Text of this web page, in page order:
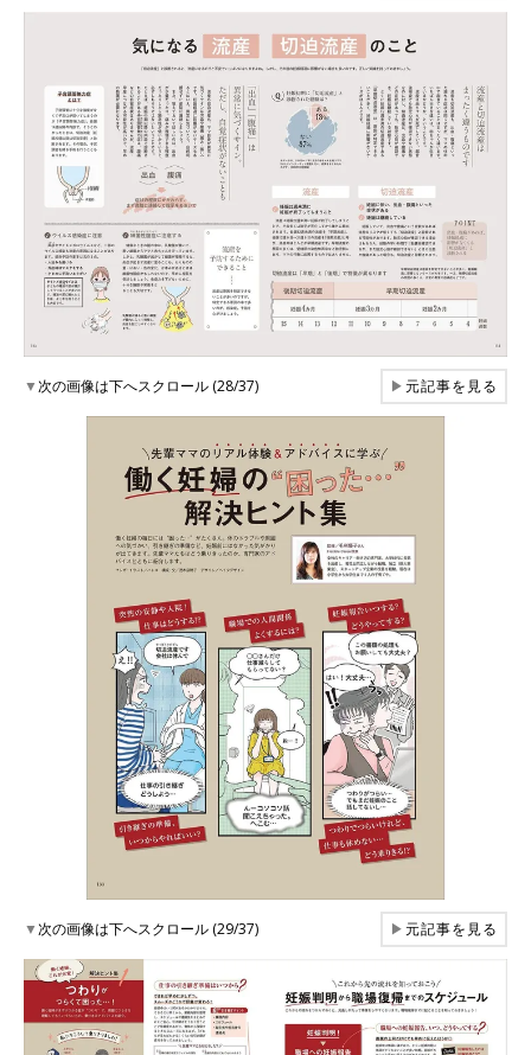
▼次の画像は下へスクロール (28/37) ▶元記事を見る
▼次の画像は下へスクロール (29/37) ▶元記事を見る